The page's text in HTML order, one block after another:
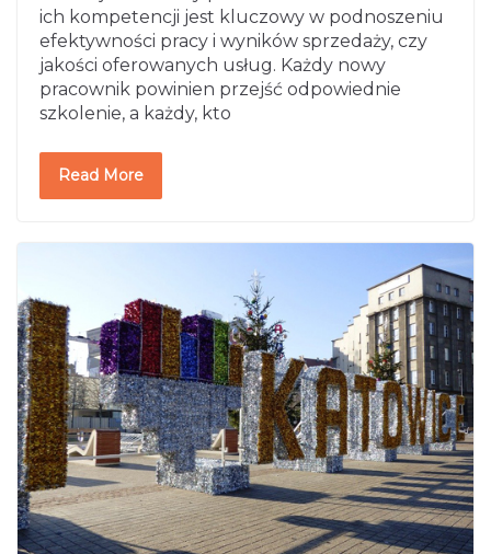
ich kompetencji jest kluczowy w podnoszeniu
efektywności pracy i wyników sprzedaży, czy
jakości oferowanych usług. Każdy nowy
pracownik powinien przejść odpowiednie
szkolenie, a każdy, kto
Read More